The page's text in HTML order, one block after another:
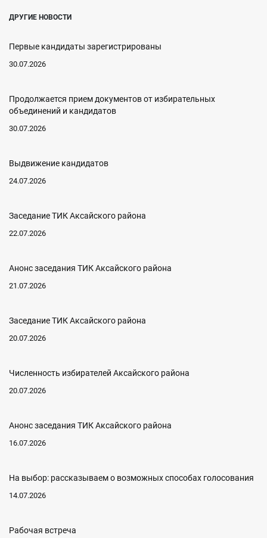
ДРУГИЕ НОВОСТИ
Первые кандидаты зарегистрированы
30.07.2026
Продолжается прием документов от избирательных
объединений и кандидатов
30.07.2026
Выдвижение кандидатов
24.07.2026
Заседание ТИК Аксайского района
22.07.2026
Анонс заседания ТИК Аксайского района
21.07.2026
Заседание ТИК Аксайского района
20.07.2026
Численность избирателей Аксайского района
20.07.2026
Анонс заседания ТИК Аксайского района
16.07.2026
На выбор: рассказываем о возможных способах голосования
14.07.2026
Рабочая встреча